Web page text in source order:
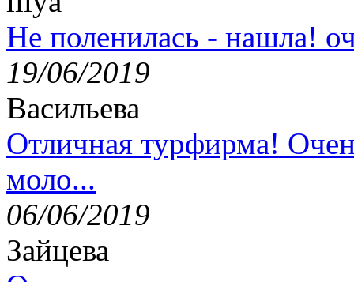
Не поленилась - нашла!
19/06/2019
Васильева
Отличная турфирма!
моло...
06/06/2019
Зайцева